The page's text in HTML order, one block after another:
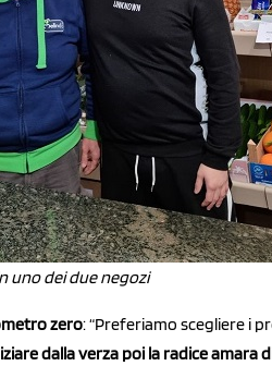
uno dei due negozi
zero: “Preferiamo scegliere i
dalla verza poi la radice amara